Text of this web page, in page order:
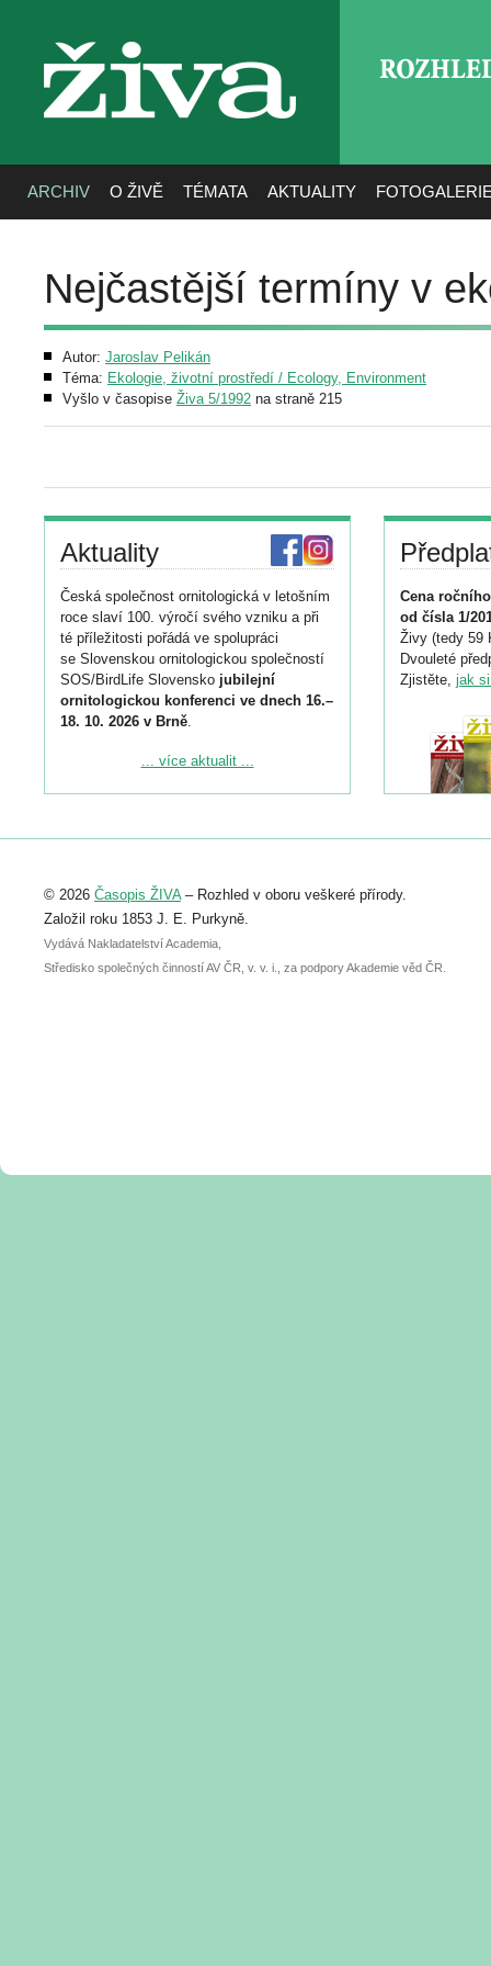
živa
ARCHIV O ŽIVĚ TÉMATA AKTUALITY
Nejčastější termíny v
Autor: Jaroslav Pelikán
Téma: Ekologie, životní prostředí / Ecology, Environment
Vyšlo v časopise Živa 5/1992 na straně 215
Aktuality
Česká společnost ornitologická v letošním
roce slaví 100. výročí svého vzniku a při
té příležitosti pořádá ve spolupráci
se Slovenskou ornitologickou společností
SOS/BirdLife Slovensko jubilejní
ornitologickou konferenci ve dnech 16.–
18. 10. 2026 v Brně.
Podrobnější informace ke konferenci
Registrovat se můžete do 6. září.
abstraktu přihlášené přednášky nebo
posteru je už 30. června.
... více aktualit ...
Cena
od čísla 1/
Živy (tedy 59
Dvouleté
Zjistěte, jak
© 2026 Časopis ŽIVA– Rozhled v oboru veškeré přírody.
Založil roku 1853 J. E. Purkyně.
Vydává Nakladatelství Academia,
Středisko společných činností AV ČR, v. v. i., za podpory Akademie věd ČR.